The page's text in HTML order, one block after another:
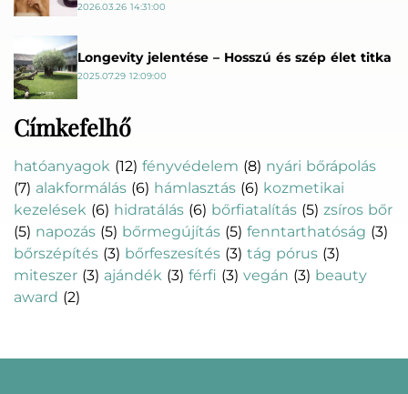
2026.03.26 14:31:00
Longevity jelentése – Hosszú és szép élet titka
2025.07.29 12:09:00
Címkefelhő
hatóanyagok (12) fényvédelem (8) nyári bőrápolás
(7) alakformálás (6) hámlasztás (6) kozmetikai
kezelések (6) hidratálás (6) bőrfiatalítás (5) zsíros bőr
(5) napozás (5) bőrmegújítás (5) fenntarthatóság (3)
bőrszépítés (3) bőrfeszesítés (3) tág pórus (3)
miteszer (3) ajándék (3) férfi (3) vegán (3) beauty
award (2)